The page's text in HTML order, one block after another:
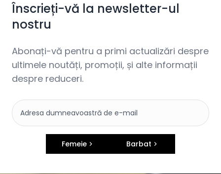
Înscrieți-vă la newsletter-ul
nostru
Abonați-vă pentru a primi actualizări despre
ultimele noutăți, promoții, și alte informații
despre reduceri.
Femeie Barbat